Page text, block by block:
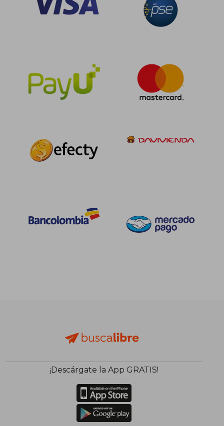
¡Descárgate la App GRATIS!